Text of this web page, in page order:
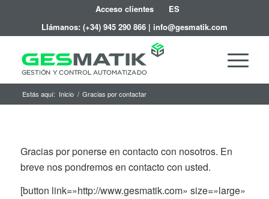
Acceso clientes
ES
Llámanos: (+34) 945 290 866| info@gesmatik.com
Estás aquí: Inicio / Gracias por contactar
Gracias por ponerse en contacto con nosotros. En
breve nos pondremos en contacto con usted.
[button link=»http://www.gesmatik.com» size=»large»